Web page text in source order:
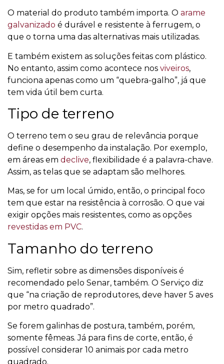
O material do produto também importa. O arame
galvanizado é durável e resistente à ferrugem, o
que o torna uma das alternativas mais utilizadas.
E também existem as soluções feitas com plástico.
No entanto, assim como acontece nos viveiros,
funciona apenas como um “quebra-galho”, já que
tem vida útil bem curta.
Tipo de terreno
O terreno tem o seu grau de relevância porque
define o desempenho da instalação. Por exemplo,
em áreas em declive, flexibilidade é a palavra-chave.
Assim, as telas que se adaptam são melhores.
Mas, se for um local úmido, então, o principal foco
tem que estar na resistência à corrosão. O que vai
exigir opções mais resistentes, como as opções
revestidas em PVC.
Tamanho do terreno
Sim, refletir sobre as dimensões disponíveis é
recomendado pelo Senar, também. O Serviço diz
que “na criação de reprodutores, deve haver 5 aves
por metro quadrado”.
Se forem galinhas de postura, também, porém,
somente fêmeas. Já para fins de corte, então, é
possível considerar 10 animais por cada metro
quadrado.